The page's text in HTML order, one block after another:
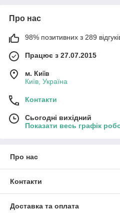
Про нас
98% позитивних з 289
Працює з 27.07.2015
м. Київ
Київ, Україна
Контакти
Сьогодні вихідний
Показати весь графік
Про нас
Контакти
Доставка та оплата